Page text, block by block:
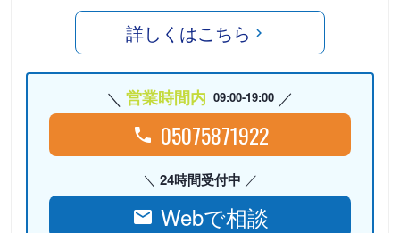
詳しくはこちら
営業時間内 09:00-19:00
05075871922
24時間受付中
Webで相談